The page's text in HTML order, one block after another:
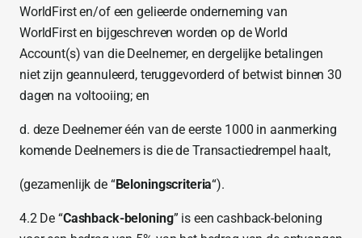
WorldFirst en/of een gelieerde onderneming van
WorldFirst en bijgeschreven worden op de World
Account(s) van die Deelnemer, en dergelijke betalingen
niet zijn geannuleerd, teruggevorderd of betwist binnen 30
dagen na voltooiing; en
d. deze Deelnemer één van de eerste 1000 in aanmerking
komende Deelnemers is die de Transactiedrempel haalt,
(gezamenlijk de “Beloningscriteria“).
4.2 De “Cashback-beloning” is een cashback-beloning